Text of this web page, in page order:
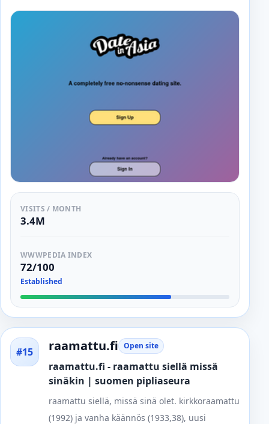
VISITS / MONTH
3.4M
WWWPEDIA INDEX
72/100
Established
#15 raamattu.fi Open site
raamattu.fi - raamattu siellä missä
sinäkin | suomen pipliaseura
raamattu siellä, missä sinä olet. kirkkoraamattu
(1992) ja vanha käännös (1933,38), uusi